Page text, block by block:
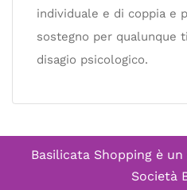
individuale e di coppia e
sostegno per qualunque
disagio psicologico.
Basilicata Shopping è
Società